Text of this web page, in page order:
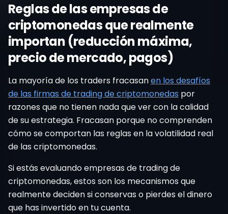
Reglas de las empresas de
criptomonedas que realmente
importan (reducción máxima,
precio de mercado, pagos)
La mayoría de los traders fracasanen los desafíos
de las firmas de trading de criptomonedas por
razones que no tienen nada que ver con la calidad
de su estrategia. Fracasan porque no comprenden
cómo se comportan las reglas en la volatilidad real
de las criptomonedas.
Si estás evaluando empresas de trading de
criptomonedas, estos son los mecanismos que
realmente deciden si conservas o pierdes el dinero
que has invertido en tu cuenta.